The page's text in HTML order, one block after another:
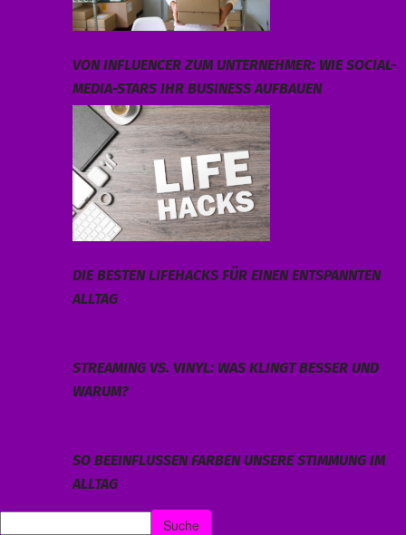
VON INFLUENCER ZUM UNTERNEHMER: WIE SOCIAL-
MEDIA-STARS IHR BUSINESS AUFBAUEN
DIE BESTEN LIFEHACKS FÜR EINEN ENTSPANNTEN
ALLTAG
STREAMING VS. VINYL: WAS KLINGT BESSER UND
WARUM?
SO BEEINFLUSSEN FARBEN UNSERE STIMMUNG IM
ALLTAG